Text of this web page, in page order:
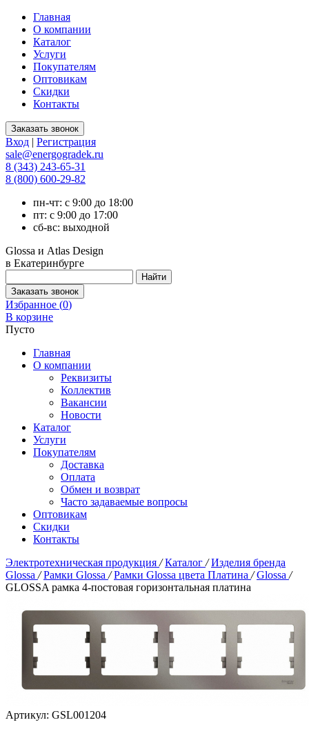
Главная
О компании
Каталог
Услуги
Покупателям
Оптовикам
Скидки
Контакты
Вход | Регистрация
sale@energogradek.ru
8 (343) 243-65-31
8 (800) 600-29-82
пн-чт: с 9:00 до 18:00
пт: с 9:00 до 17:00
сб-вс: выходной
Glossa и Atlas Design
в Екатеринбурге
Избранное (0)
В корзине
Пусто
Главная
О компании
Реквизиты
Коллектив
Вакансии
Новости
Каталог
Услуги
Покупателям
Доставка
Оплата
Обмен и возврат
Часто задаваемые вопросы
Оптовикам
Скидки
Контакты
Электротехническая продукция / Каталог / Изделия бренда
Glossa / Рамки Glossa / Рамки Glossa цвета Платина / Glossa /
GLOSSA рамка 4-постовая горизонтальная платина
Артикул: GSL001204